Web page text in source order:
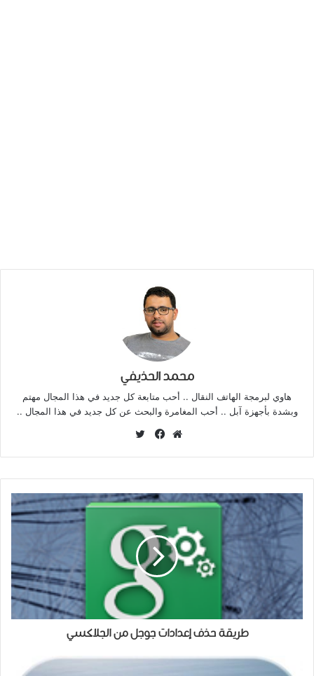
محمد الحذيفي
هاوي لبرمجة الهاتف النقال .. أحب متابعة كل جديد في هذا المجال مهتم
وبشدة بأجهزة آبل .. أحب المغامرة والبحث عن كل جديد في هذا المجال ..
طريقة حذف إعدادات جوجل من الجلاكسي